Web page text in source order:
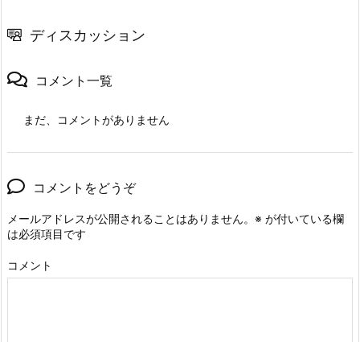
ディスカッション
コメント一覧
まだ、コメントがありません
コメントをどうぞ
メールアドレスが公開されることはありません。 ※ が付いている欄
は必須項目です
コメント